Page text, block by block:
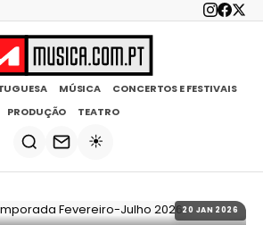
MÚSICA
CONCERTOS E FESTIVAIS
PRODUÇÃO
TEATRO
☀️
20 JAN 2026